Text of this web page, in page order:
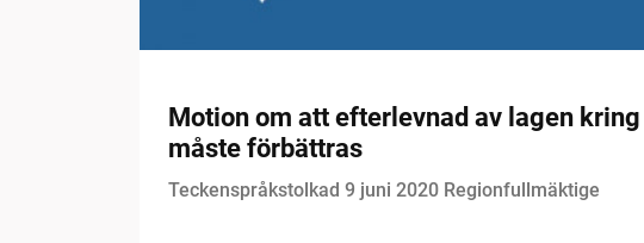
Motion om att efterlevnad av lagen
måste förbättras
Teckenspråkstolkad 9 juni 2020 Regionfullmäktige